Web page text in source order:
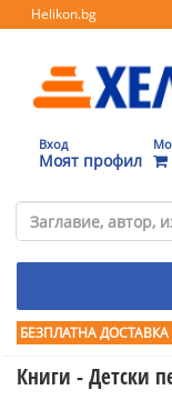
Helikon.bg
Вход
Моят профил
БЕЗПЛАТНА
Книги - Детски